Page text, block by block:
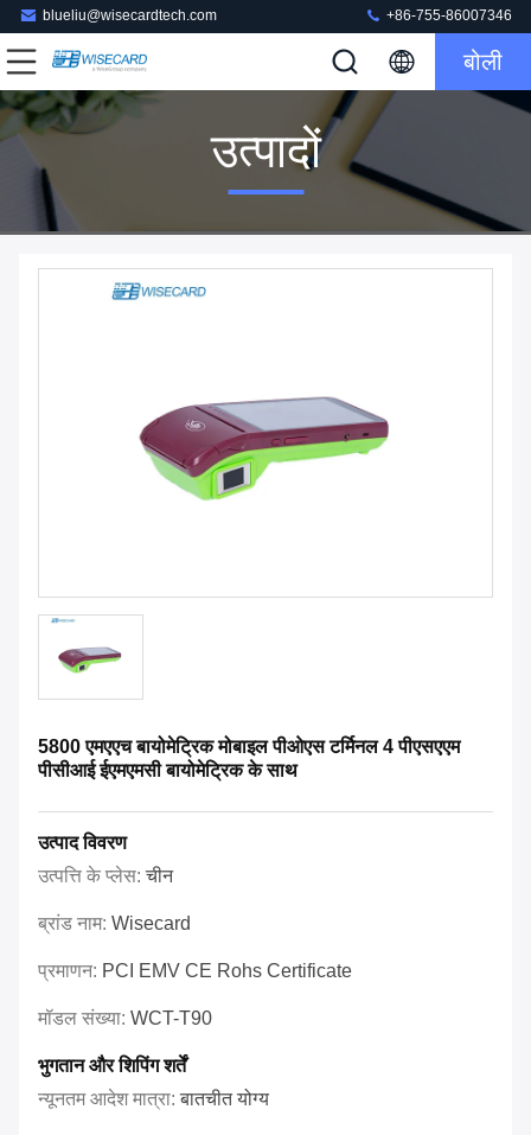
blueliu@wisecardtech.com +86-755-86007346
बोली
उत्पादों
5800 एमएएच बायोमेट्रिक मोबाइल पीओएस टर्मिनल 4 पीएसएएम
पीसीआई ईएमएमसी बायोमेट्रिक के साथ
उत्पाद विवरण
उत्पत्ति के प्लेस:चीन
ब्रांड नाम: Wisecard
प्रमाणन: PCI EMV CE Rohs Certificate
मॉडल संख्या: WCT-T90
भुगतान और शिपिंग शर्तें
न्यूनतम आदेश मात्रा:बातचीत योग्य